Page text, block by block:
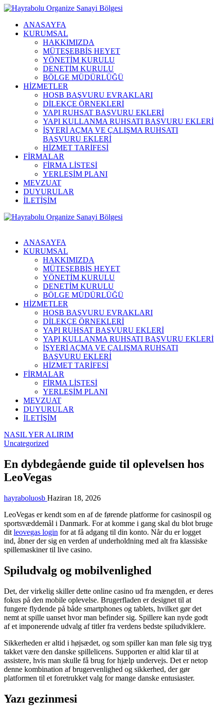
ANASAYFA
KURUMSAL
HAKKIMIZDA
MÜTEŞEBBİS HEYET
YÖNETİM KURULU
DENETİM KURULU
BÖLGE MÜDÜRLÜĞÜ
HİZMETLER
HOSB BAŞVURU EVRAKLARI
DİLEKÇE ÖRNEKLERİ
YAPI RUHSAT BAŞVURU EKLERİ
YAPI KULLANMA RUHSATI BAŞVURU EKLERİ
İŞYERİ AÇMA VE ÇALIŞMA RUHSATI
BAŞVURU EKLERİ
HİZMET TARİFESİ
FİRMALAR
FİRMA LİSTESİ
YERLEŞİM PLANI
MEVZUAT
DUYURULAR
İLETİŞİM
ANASAYFA
KURUMSAL
HAKKIMIZDA
MÜTEŞEBBİS HEYET
YÖNETİM KURULU
DENETİM KURULU
BÖLGE MÜDÜRLÜĞÜ
HİZMETLER
HOSB BAŞVURU EVRAKLARI
DİLEKÇE ÖRNEKLERİ
YAPI RUHSAT BAŞVURU EKLERİ
YAPI KULLANMA RUHSATI BAŞVURU EKLERİ
İŞYERİ AÇMA VE ÇALIŞMA RUHSATI
BAŞVURU EKLERİ
HİZMET TARİFESİ
FİRMALAR
FİRMA LİSTESİ
YERLEŞİM PLANI
MEVZUAT
DUYURULAR
İLETİŞİM
NASIL YER ALIRIM
Uncategorized
En dybdegående guide til oplevelsen hos
LeoVegas
hayraboluosb Haziran 18, 2026
LeoVegas er kendt som en af de førende platforme for casinospil og
sportsvæddemål i Danmark. For at komme i gang skal du blot bruge
dit leovegas login for at få adgang til din konto. Når du er logget
ind, åbner der sig en verden af underholdning med alt fra klassiske
spillemaskiner til live casino.
Spiludvalg og mobilvenlighed
Det, der virkelig skiller dette online casino ud fra mængden, er deres
fokus på den mobile oplevelse. Brugerfladen er designet til at
fungere flydende på både smartphones og tablets, hvilket gør det
nemt at spille uanset hvor man befinder sig. Spillere kan nyde godt
af et imponerende udvalg af titler fra verdens bedste spiludviklere.
Sikkerheden er altid i højsædet, og som spiller kan man føle sig tryg
takket være den danske spillelicens. Supporten er altid klar til at
assistere, hvis man skulle få brug for hjælp undervejs. Det er netop
denne kombination af brugervenlighed og sikkerhed, der gør
platformen til et foretrukket valg for mange danske entusiaster.
Yazı gezinmesi